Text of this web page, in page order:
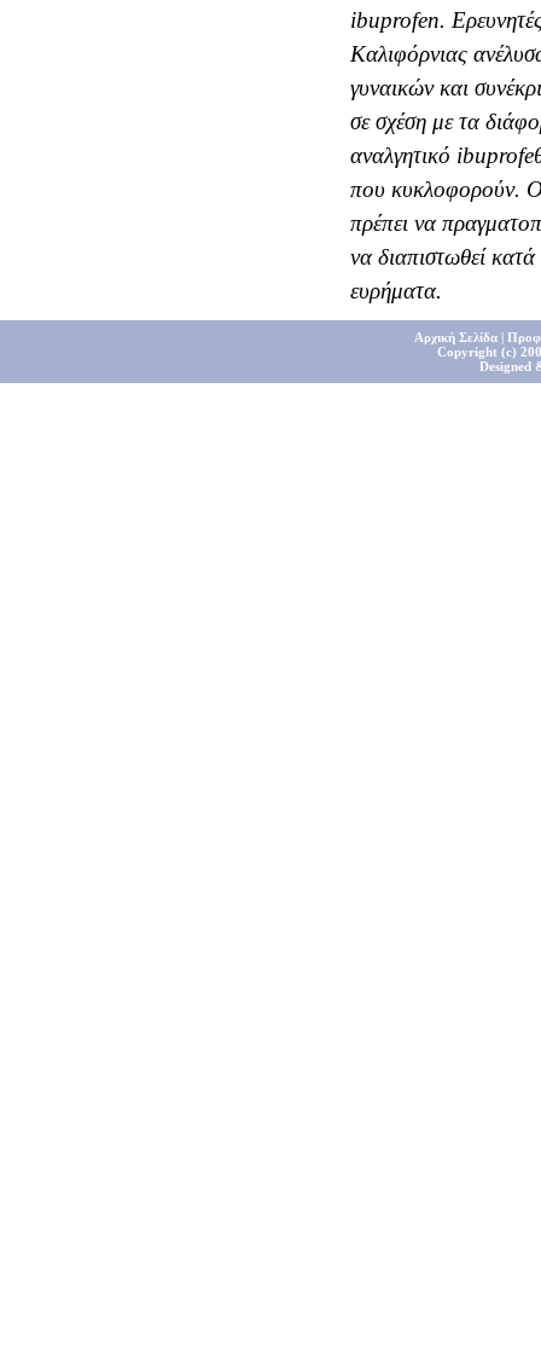
ibuprofen.
Kαλιφόρνιας
γυναικών και
σε σχέση με τα
αναλγητικό
που κυκλοφορούν.
πρέπει να
να διαπιστωθεί
ευρήματα.
Αρχική Σελίδα|
Copyright (c)
Designed